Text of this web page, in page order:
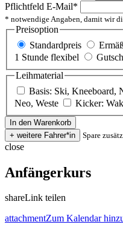
Pflichtfeld E-Mail*
* notwendige Angaben, damit wir
Preisoption
Standardpreis
1 Stunde flexibel
Leihmaterial
Basis: Ski, Kneeboard,
Neo, Weste
Kicker:
Spare
close
Anfängerkurs
shareLink teilen
attachmentZum Kalendar